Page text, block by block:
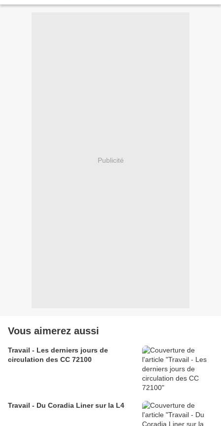
Publicité
Vous aimerez aussi
Travail - Les derniers jours de
circulation des CC 72100
Travail - Du Coradia Liner sur la L4